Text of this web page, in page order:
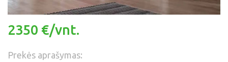
2350 €/vnt.
Prekės aprašymas: